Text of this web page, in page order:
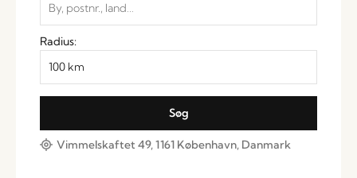
Radius:
Vimmelskaftet 49, 1161 København, Danmark